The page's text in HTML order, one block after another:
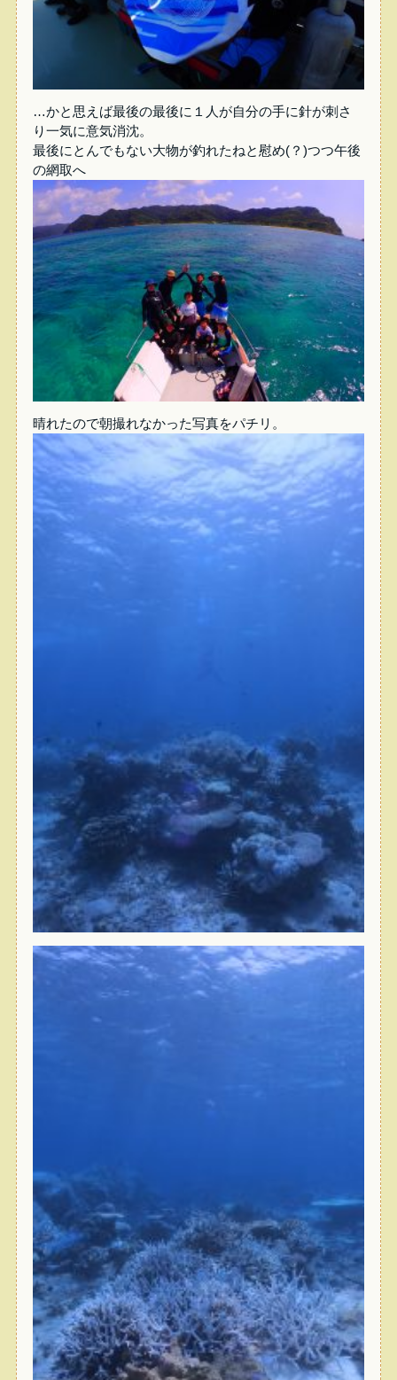
…かと思えば最後の最後に１人が自分の手に針が刺さ
り一気に意気消沈。
最後にとんでもない大物が釣れたねと慰め(？)つつ午後
の網取へ
晴れたので朝撮れなかった写真をパチリ。